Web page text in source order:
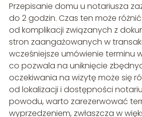
Przepisanie domu u notariusza
do 2 godzin. Czas ten może
od komplikacji związanych z
stron zaangażowanych w
wcześniejsze umówienie terminu
co pozwala na uniknięcie
oczekiwania na wizytę może się
od lokalizacji i dostępności
powodu, warto zarezerwować
wyprzedzeniem, zwłaszcza w